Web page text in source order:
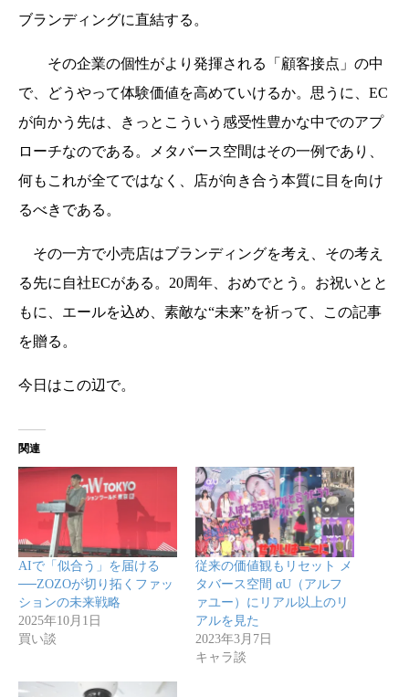
ブランディングに直結する。
その企業の個性がより発揮される「顧客接点」の中
で、どうやって体験価値を高めていけるか。思うに、EC
が向かう先は、きっとこういう感受性豊かな中でのアプ
ローチなのである。​​​​​​​メタバース空間はその一例であり、
何もこれが全てではなく、店が向き合う本質に目を向け
るべきである。
その一方で小売店はブランディングを考え、その考え
る先に自社ECがある。20周年、おめでとう。お祝いとと
もに、エールを込め、素敵な“未来”を祈って、この記事
を贈る。
今日はこの辺で。
関連
AIで「似合う」を届ける
──ZOZOが切り拓くファッ
ションの未来戦略
2025年10月1日
買い談
従来の価値観もリセット メ
タバース空間 αU（アルフ
ァユー）にリアル以上のリ
アルを見た
2023年3月7日
キャラ談